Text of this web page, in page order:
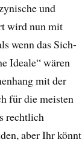
und
wird nun mit
wenn das Sich-
Ideale“ wären
mit der
für die meisten
rechtlich
aber Ihr könnt